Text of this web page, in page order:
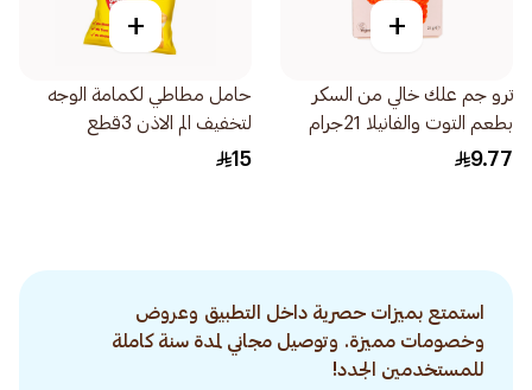
+
ترو جم علك خالي من السكر
بطعم التوت والفانيلا 21جرام
9.77
+
حامل مطاطي لكمامة الوجه
لتخفيف الم الاذن 3قطع
15
استمتع بميزات حصرية داخل التطبيق وعروض
وخصومات مميزة. وتوصيل مجاني لمدة سنة كاملة
للمستخدمين الجدد!